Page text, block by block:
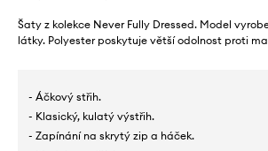
Šaty z kolekce Never Fully Dressed. Model
látky. Polyester poskytuje větší odolnost proti
- Áčkový střih.
- Klasický, kulatý výstřih.
- Zapínání na skrytý zip a háček.